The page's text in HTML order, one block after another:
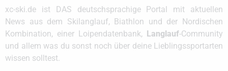
xc-ski.de ist DAS deutschsprachige Portal mit aktuellen
News aus dem Skilanglauf, Biathlon und der Nordischen
Kombination, einer Loipendatenbank,
Langlauf-Community
und allem was du sonst noch über deine Lieblingssportarten
wissen solltest.